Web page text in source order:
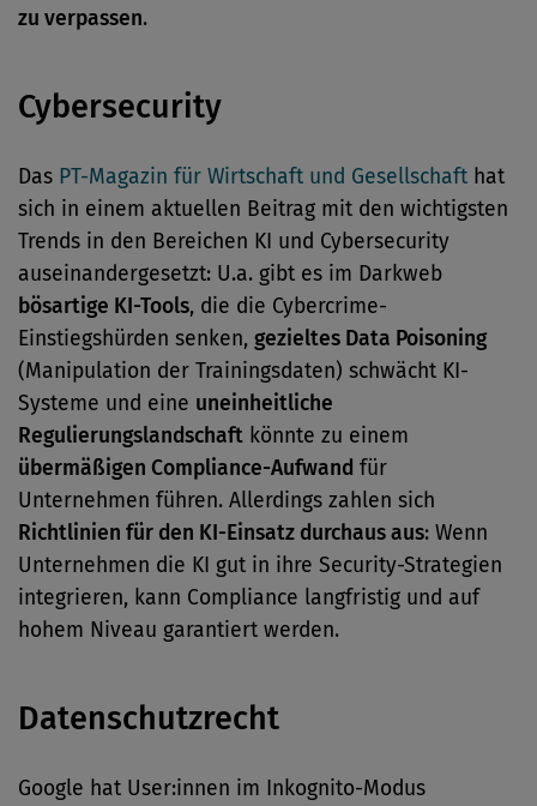
zu verpassen.
Cybersecurity
Das PT-Magazin für Wirtschaft und Gesellschaft hat
sich in einem aktuellen Beitrag mit den wichtigsten
Trends in den Bereichen KI und Cybersecurity
auseinandergesetzt: U.a. gibt es im Darkweb
bösartige KI-Tools, die die Cybercrime-
Einstiegshürden senken, gezieltes Data Poisoning
(Manipulation der Trainingsdaten) schwächt KI-
Systeme und eine uneinheitliche
Regulierungslandschaft könnte zu einem
übermäßigen Compliance-Aufwand für
Unternehmen führen. Allerdings zahlen sich
Richtlinien für den KI-Einsatz durchaus aus: Wenn
Unternehmen die KI gut in ihre Security-Strategien
integrieren, kann Compliance langfristig und auf
hohem Niveau garantiert werden.
Datenschutzrecht
Google hat User:innen im Inkognito-Modus